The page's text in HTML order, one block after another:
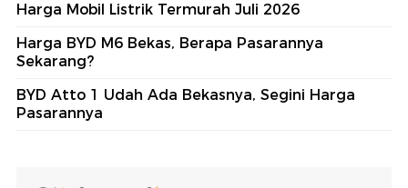
Harga Mobil Listrik Termurah Juli 2026
Harga BYD M6 Bekas, Berapa Pasarannya
Sekarang?
BYD Atto 1 Udah Ada Bekasnya, Segini Harga
Pasarannya